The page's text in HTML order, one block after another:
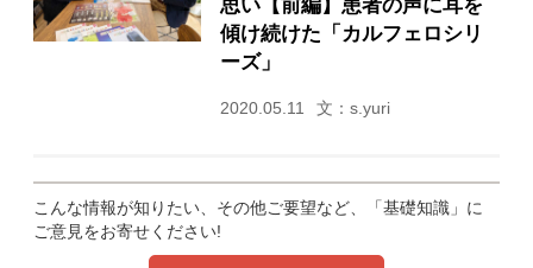
思い【前編】患者の声に耳を
傾け続けた「カルフェロシリ
ーズ」
2020.05.11 文：s.yuri
こんな情報が知りたい、その他ご要望など、「基礎知識」に
ご意見をお寄せください!